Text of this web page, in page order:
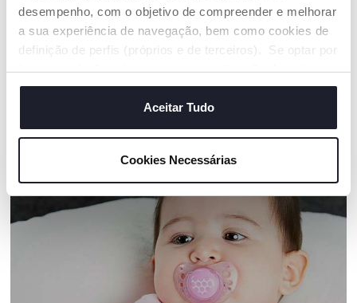
desempenho, com o objetivo de compreender e melhorar
a sua experiência de navegação, bem como cookies de
definição de perfis (próprios e de terceiros). Se optar por
“aceitar todos” está a consentir na utilização de todos os
cookies. Se quiser saber mais, alterar ou revogar o
consentimento de todos ou de alguns cookies, clique em
"mostrar detalhes". Ao fechar este aviso, está a
são necessários e essenciais para garantir o
funcionamento desta página.
Aceitar Tudo
Cookies Necessárias
Encontre uma loja
OS NOSSOS CONSELHOS